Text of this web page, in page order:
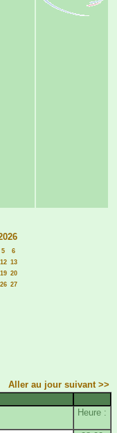
5 6
12 13
19 20
26 27
Aller au jour suivant >>
Heure :